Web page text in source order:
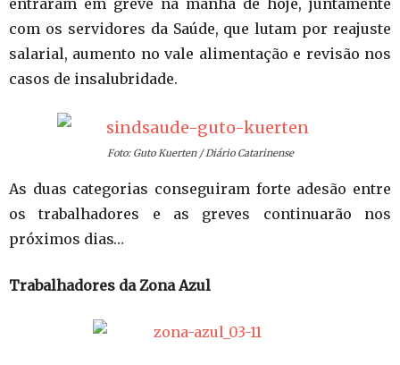
entraram em greve na manhã de hoje, juntamente
com os servidores da Saúde, que lutam por reajuste
salarial, aumento no vale alimentação e revisão nos
casos de insalubridade.
Foto: Guto Kuerten / Diário Catarinense
As duas categorias conseguiram forte adesão entre
os trabalhadores e as greves continuarão nos
próximos dias…
Trabalhadores da Zona Azul